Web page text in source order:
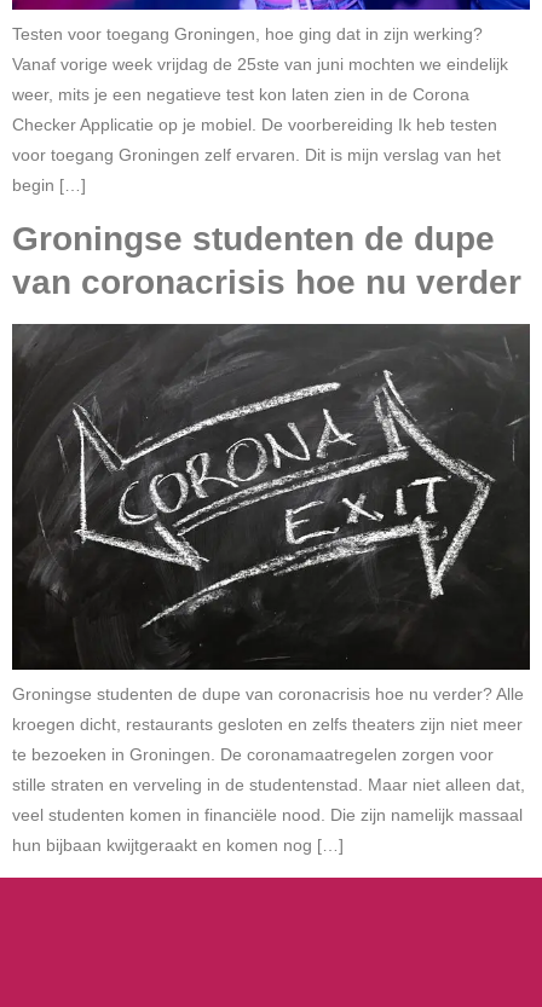
Testen voor toegang Groningen, hoe ging dat in zijn werking?
Vanaf vorige week vrijdag de 25ste van juni mochten we eindelijk
weer, mits je een negatieve test kon laten zien in de Corona
Checker Applicatie op je mobiel. De voorbereiding Ik heb testen
voor toegang Groningen zelf ervaren. Dit is mijn verslag van het
begin […]
Groningse studenten de dupe
van coronacrisis hoe nu verder
Groningse studenten de dupe van coronacrisis hoe nu verder? Alle
kroegen dicht, restaurants gesloten en zelfs theaters zijn niet meer
te bezoeken in Groningen. De coronamaatregelen zorgen voor
stille straten en verveling in de studentenstad. Maar niet alleen dat,
veel studenten komen in financiële nood. Die zijn namelijk massaal
hun bijbaan kwijtgeraakt en komen nog […]